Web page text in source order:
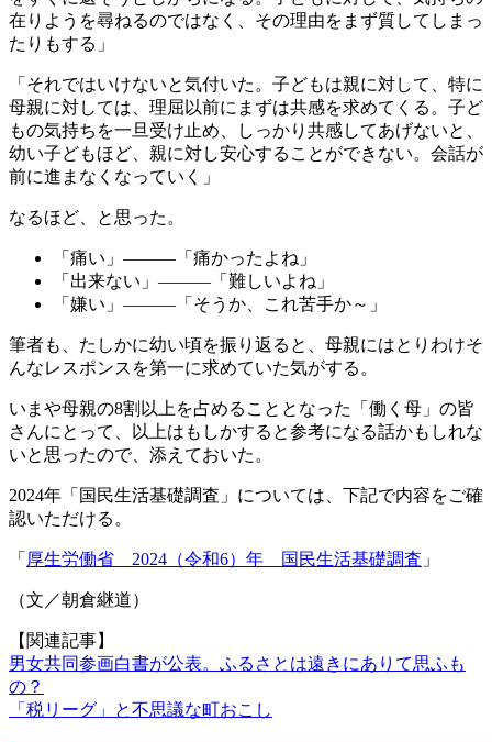
在りようを尋ねるのではなく、その理由をまず質してしまっ
たりもする」
「それではいけないと気付いた。子どもは親に対して、特に
母親に対しては、理屈以前にまずは共感を求めてくる。子ど
もの気持ちを一旦受け止め、しっかり共感してあげないと、
幼い子どもほど、親に対し安心することができない。会話が
前に進まなくなっていく」
なるほど、と思った。
「痛い」―――「痛かったよね」
「出来ない」―――「難しいよね」
「嫌い」―――「そうか、これ苦手か～」
筆者も、たしかに幼い頃を振り返ると、母親にはとりわけそ
んなレスポンスを第一に求めていた気がする。
いまや母親の8割以上を占めることとなった「働く母」の皆
さんにとって、以上はもしかすると参考になる話かもしれな
いと思ったので、添えておいた。
2024年「国民生活基礎調査」については、下記で内容をご確
認いただける。
「 厚生労働省 2024（令和6）年 国民生活基礎調査 」
（文／朝倉継道）
【関連記事】
男女共同参画白書が公表。ふるさとは遠きにありて思ふも
の？
「税リーグ」と不思議な町おこし